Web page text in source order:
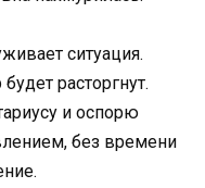
ситуация.
расторгнут.
и оспорю
без времени